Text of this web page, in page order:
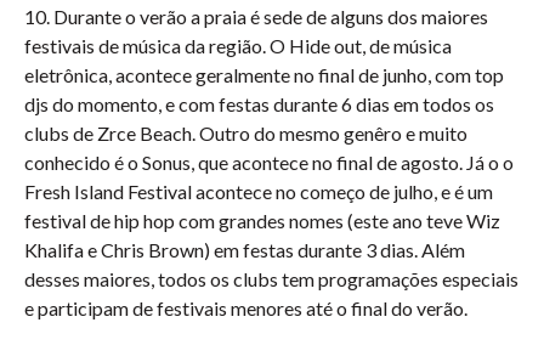
10. Durante o verão a praia é sede de alguns dos maiores
festivais de música da região. O Hide out, de música
eletrônica, acontece geralmente no final de junho, com top
djs do momento, e com festas durante 6 dias em todos os
clubs de Zrce Beach. Outro do mesmo genêro e muito
conhecido é o Sonus, que acontece no final de agosto. Já o o
Fresh Island Festival acontece no começo de julho, e é um
festival de hip hop com grandes nomes (este ano teve Wiz
Khalifa e Chris Brown) em festas durante 3 dias. Além
desses maiores, todos os clubs tem programações especiais
e participam de festivais menores até o final do verão.